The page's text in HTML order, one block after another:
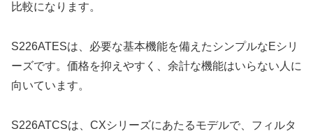
比較になります。
S226ATESは、必要な基本機能を備えたシンプルなEシリ
ーズです。価格を抑えやすく、余計な機能はいらない人に
向いています。
S226ATCSは、CXシリーズにあたるモデルで、フィルタ